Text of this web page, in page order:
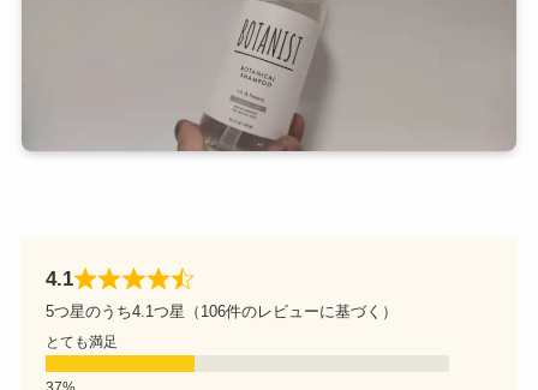
4.1
5つ星のうち4.1つ星（106件のレビューに基づく）
とても満足